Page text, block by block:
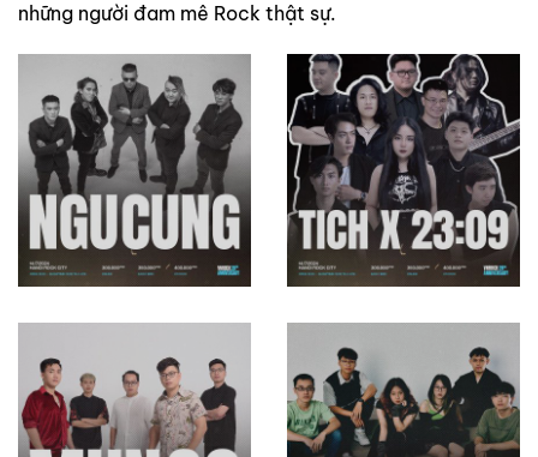
những người đam mê Rock thật sự.